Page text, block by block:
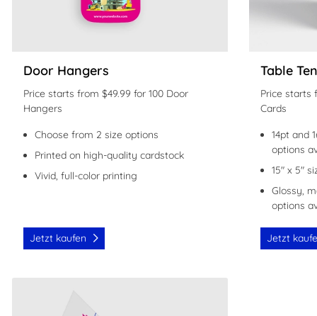
Door Hangers
Price starts from $49.99 for 100 Door
Hangers
Choose from 2 size options
Printed on high-quality cardstock
Vivid, full-color printing
Jetzt kaufen
Table
Price starts
Cards
14pt and
options
15" x 5"
Glossy,
options
Jetzt